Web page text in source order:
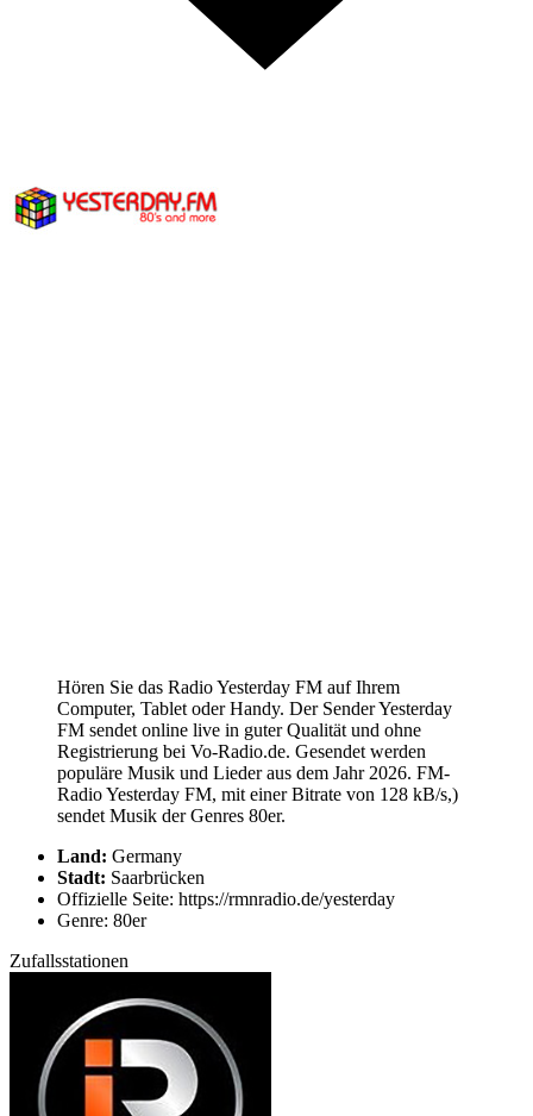
Hören Sie das Radio Yesterday FM auf Ihrem
Computer, Tablet oder Handy. Der Sender Yesterday
FM sendet online live in guter Qualität und ohne
Registrierung bei Vo-Radio.de. Gesendet werden
populäre Musik und Lieder aus dem Jahr 2026. FM-
Radio Yesterday FM, mit einer Bitrate von 128 kB/s,)
sendet Musik der Genres 80er.
Land: Germany
Stadt: Saarbrücken
Offizielle Seite: https://rmnradio.de/yesterday
Genre: 80er
Zufallsstationen